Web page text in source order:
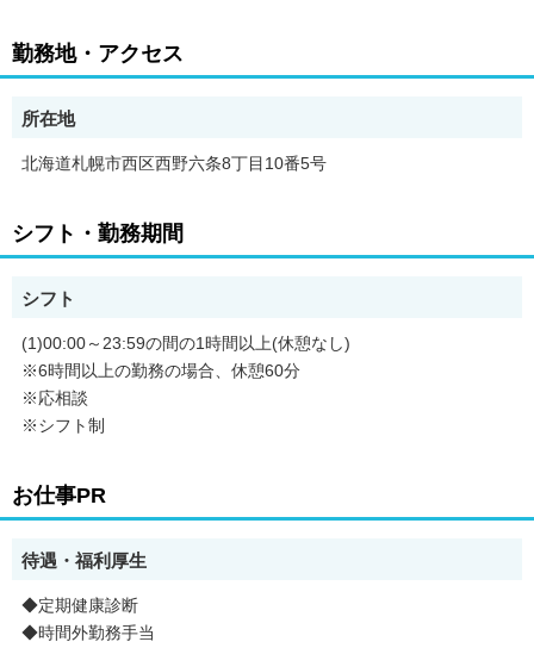
勤務地・アクセス
所在地
北海道札幌市西区西野六条8丁目10番5号
シフト・勤務期間
シフト
(1)00:00～23:59の間の1時間以上(休憩なし)
※6時間以上の勤務の場合、休憩60分
※応相談
※シフト制
お仕事PR
待遇・福利厚生
◆定期健康診断
◆時間外勤務手当